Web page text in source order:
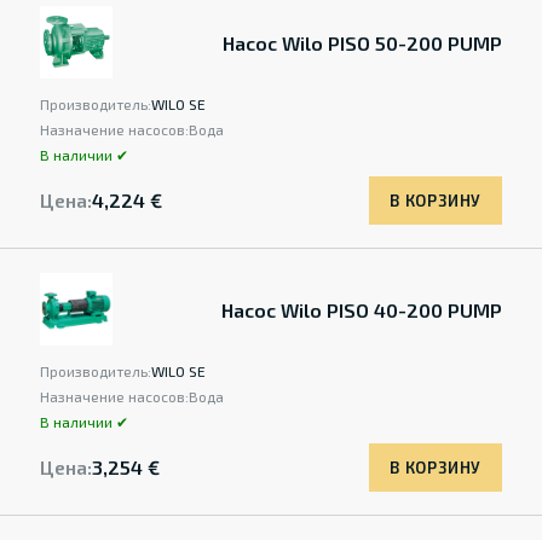
Насос Wilo PISO 50-200 PUMP
Производитель:WILO SE
Назначение насосов:Вода
В наличии ✔
Цена:4,224 € В КОРЗИНУ
Насос Wilo PISO 40-200 PUMP
Производитель:WILO SE
Назначение насосов:Вода
В наличии ✔
Цена:3,254 € В КОРЗИНУ